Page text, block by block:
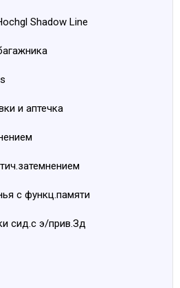
Shadow Line
и аптечка
с функц.памяти
сид.с э/прив.Зд